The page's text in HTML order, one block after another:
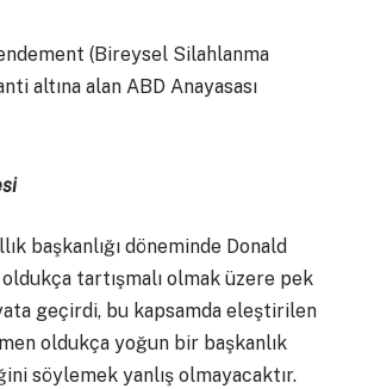
(Bireysel Silahlanma
altına alan ABD Anayasası
başkanlığı döneminde Donald
tartışmalı olmak üzere pek
geçirdi, bu kapsamda eleştirilen
oldukça yoğun bir başkanlık
söylemek yanlış olmayacaktır.